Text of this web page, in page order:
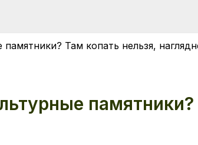
Там копать нельзя,